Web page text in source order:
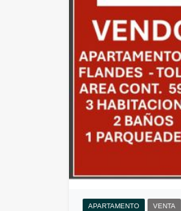
APARTAMENTO VENTA